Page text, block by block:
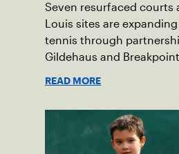
Seven resurfaced courts
Louis sites are
tennis through
Gildehaus and
READ MORE